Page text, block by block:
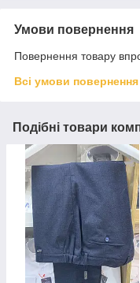
Умови повернення
Повернення товару
Всі умови повернення
Подібні товари